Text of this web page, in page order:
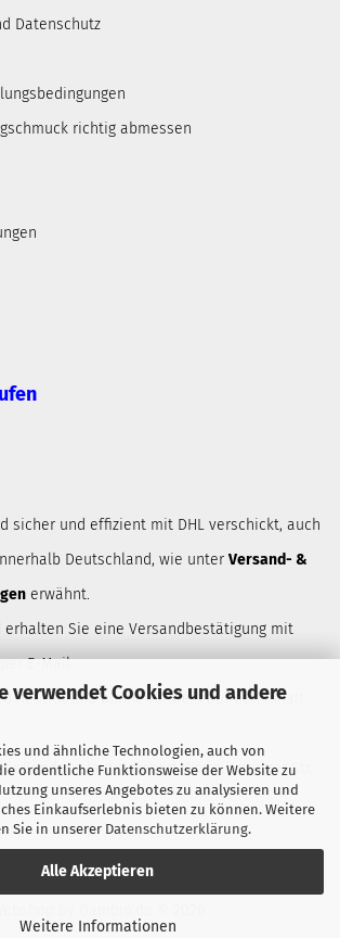
verwendet Cookies und andere
und ähnliche Technologien, auch von
ordentliche Funktionsweise der Website zu
unseres Angebotes zu analysieren und
Einkaufserlebnis bieten zu können. Weitere
Sie in unserer Datenschutzerklärung.
Alle Akzeptieren
Weitere Informationen
Datenschutz
richtig abmessen
sicher und effizient mit DHL verschickt, auch
Deutschland, wie unter Versand- &
erwähnt.
erhalten Sie eine Versandbestätigung mit
E-Mail.
neutral und ohnne Hinweis auf den Inhalt
Sendung lautet Robert Wörle, Anzinger Str.